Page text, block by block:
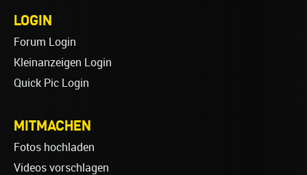
LOGIN
Forum Login
Kleinanzeigen Login
Quick Pic Login
MITMACHEN
Fotos hochladen
Videos vorschlagen